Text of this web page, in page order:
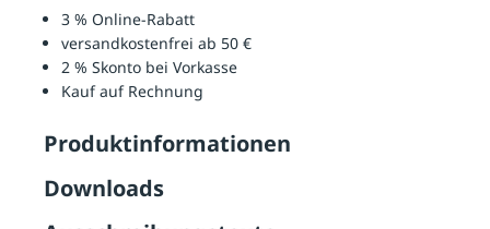
3 % Online-Rabatt
versandkostenfrei ab 50 €
2 % Skonto bei Vorkasse
Kauf auf Rechnung
Produktinformationen
Downloads